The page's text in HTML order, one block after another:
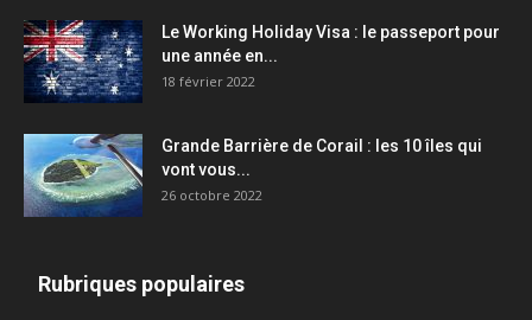
Le Working Holiday Visa : le passeport pour
une année en...
18 février 2022
Grande Barrière de Corail : les 10 îles qui
vont vous...
26 octobre 2022
Rubriques populaires